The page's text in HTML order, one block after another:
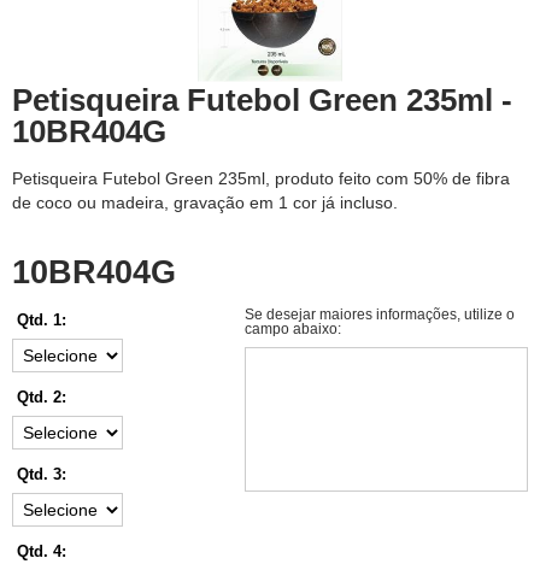
Petisqueira Futebol Green 235ml -
10BR404G
Petisqueira Futebol Green 235ml, produto feito com 50% de fibra
de coco ou madeira, gravação em 1 cor já incluso.
10BR404G
Qtd. 1:
Qtd. 2:
Qtd. 3:
Qtd. 4:
Se desejar maiores informações, utilize o
campo abaixo: